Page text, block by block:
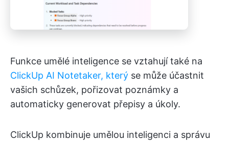
Funkce umělé inteligence se vztahují také na
ClickUp AI Notetaker, který se může účastnit
vašich schůzek, pořizovat poznámky a
automaticky generovat přepisy a úkoly.
ClickUp kombinuje umělou inteligenci a správu